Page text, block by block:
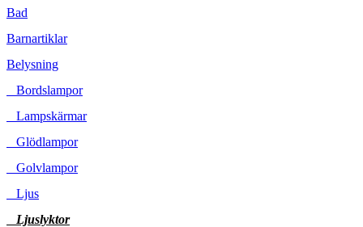
Bad
Barnartiklar
Belysning
Bordslampor
Lampskärmar
Glödlampor
Golvlampor
Ljus
Ljuslyktor